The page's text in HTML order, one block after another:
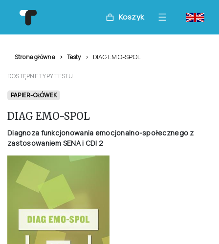
Koszyk
Strona główna Testy DIAG EMO-SPOL
DOSTĘPNE TYPY TESTU
PAPIER-OŁÓWEK
DIAG EMO-SPOL
Diagnoza funkcjonowania emocjonalno-społecznego z
zastosowaniem SENA i CDI 2